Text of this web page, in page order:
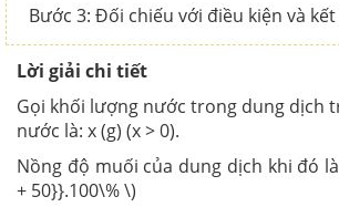
Bước 3: Đối chiếu với điều kiện và
Lời giải chi tiết
Gọi khối lượng nước trong dung dịch
nước là: x (g) (x > 0).
Nồng độ muối của dung dịch khi đó
+ 50}}.100\% \)